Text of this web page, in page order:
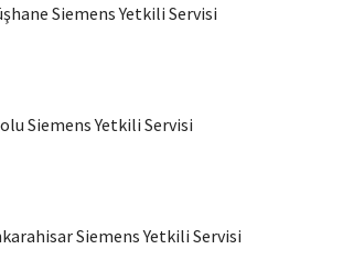
Siemens Yetkili Servisi
Siemens Yetkili Servisi
Siemens Yetkili Servisi